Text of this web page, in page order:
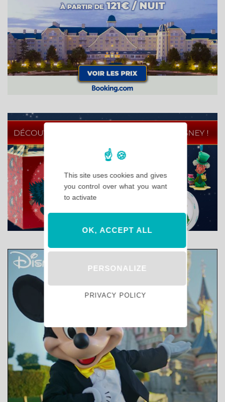
This site uses cookies and gives
you control over what you want
to activate
OK, ACCEPT ALL
PERSONALIZE
PRIVACY POLICY